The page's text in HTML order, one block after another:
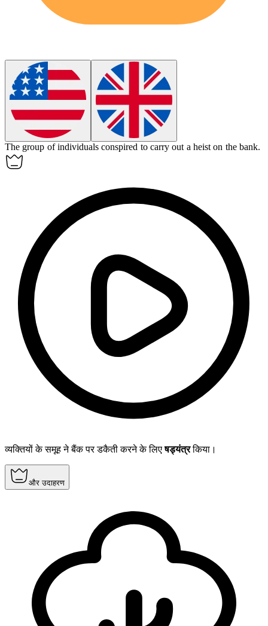
The group of individualsconspired to carry out a heist on the bank.
व्यक्तियों के समूह ने बैंक पर डकैती करने के लिएषड्यंत्रकिया।
और उदाहरण